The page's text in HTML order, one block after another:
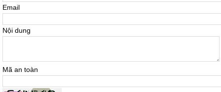
Email
Nội dung
Mã an toàn